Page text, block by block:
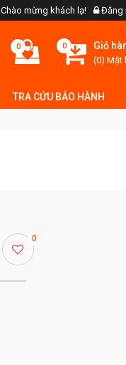
Chào mừng khách lạ! Đăng
0 0 Giỏ
(0) Mặt
TRA CỨU BẢO HÀNH
0